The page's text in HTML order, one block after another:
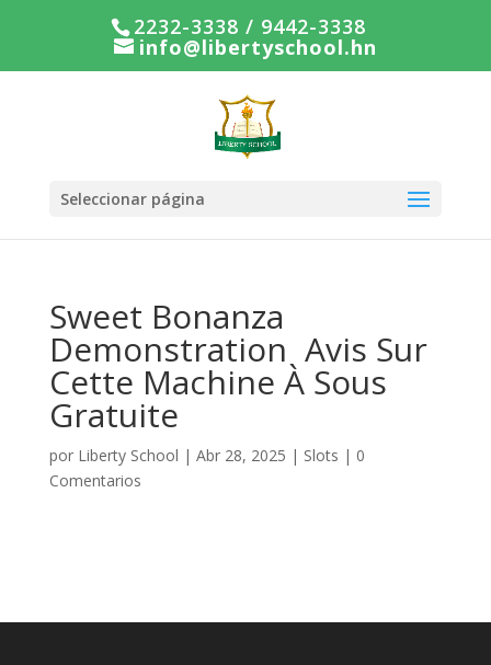
2232-3338 / 9442-3338
info@libertyschool.hn
Seleccionar página
Sweet Bonanza
Demonstration ️ Avis Sur
Cette Machine À Sous
Gratuite
por Liberty School | Abr 28, 2025 | Slots | 0
Comentarios